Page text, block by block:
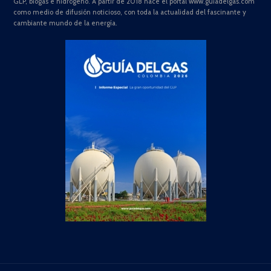
como medio de difusión noticioso, con toda la actualidad del fascinante y
cambiante mundo de la energía.